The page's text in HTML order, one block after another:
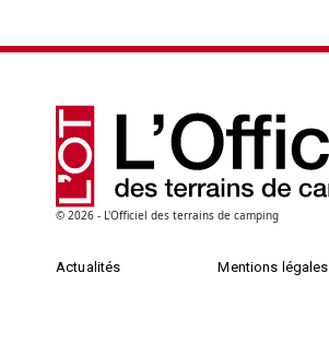
© 2026 - L'Officiel des terrains de camping
Actualités
Mentions légales